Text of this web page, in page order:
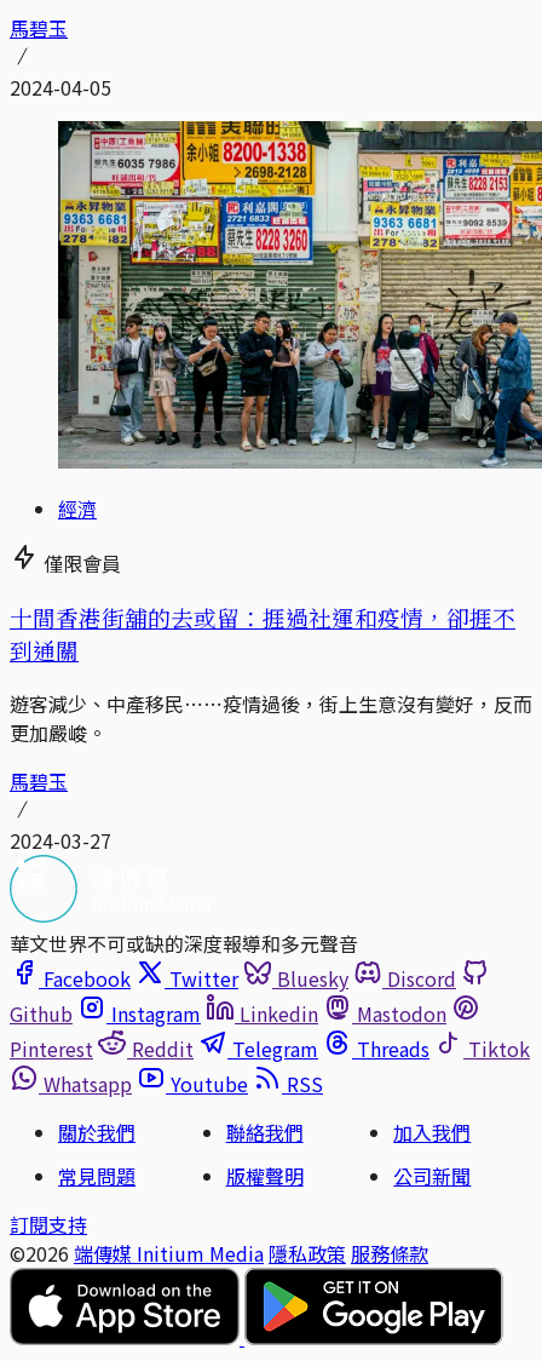
馬碧玉
2024-04-05
經濟
僅限會員
十間香港街舖的去或留：捱過社運和疫情，卻捱不
到通關
遊客減少、中產移民⋯⋯疫情過後，街上生意沒有變好，反而
更加嚴峻。
馬碧玉
2024-03-27
華文世界不可或缺的深度報導和多元聲音
Facebook
Twitter Bluesky
Discord
Github
Instagram Linkedin
Mastodon
Pinterest
Reddit Telegram Threads
Tiktok
Whatsapp
Youtube
RSS
關於我們
聯絡我們
加入我們
常見問題
版權聲明
公司新聞
訂閱支持
©2026 端傳媒 Initium Media 隱私政策 服務條款